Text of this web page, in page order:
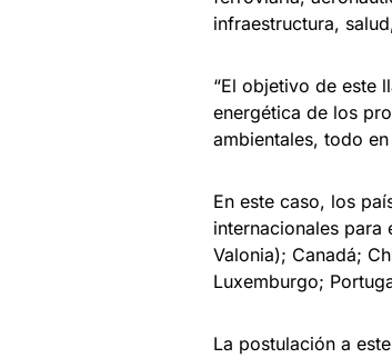
infraestructura,
“El objetivo de este
energética de los
ambientales, todo
En este caso, los
internacionales para
Valonia); Canadá;
Luxemburgo;
La postulación a